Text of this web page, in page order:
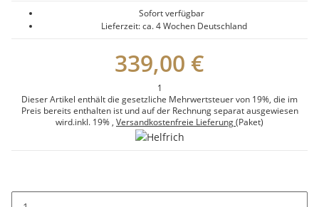
Sofort verfügbar
Lieferzeit:ca. 4 Wochen Deutschland
339,00 €
1
Dieser Artikel enthält die gesetzliche Mehrwertsteuer von 19%, die im
Preis bereits enthalten ist und auf der Rechnung separat ausgewiesen
wird.inkl. 19% , Versandkostenfreie Lieferung(Paket)